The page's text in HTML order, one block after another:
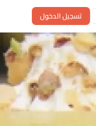
تسجيل الدخول